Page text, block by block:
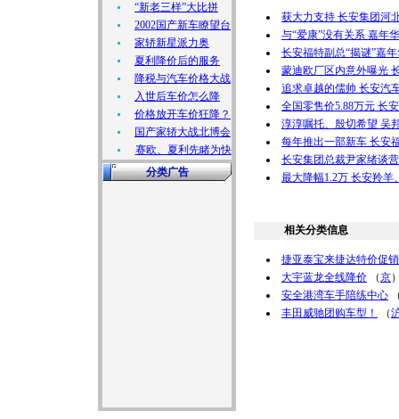
“新老三样”大比拼
2002国产新车瞭望台
家轿新星派力奥
夏利降价后的服务
降税与汽车价格大战
入世后车价怎么降
价格放开车价狂降？
国产家轿大战北博会
赛欧、夏利先睹为快
分类广告
获大力支持 长安集团河
与“爱康”没有关系 嘉年
长安福特副总“揭谜”嘉
蒙迪欧厂区内意外曝光
追求卓越的儒帅 长安汽
全国零售价5.88万元 长
淳淳嘱托、殷切希望 吴
每年推出一部新车 长安
长安集团总裁尹家绪谈
最大降幅1.2万 长安羚羊
相关分类信息
捷亚泰宝来捷达特价促销
大宇蓝龙全线降价 （京
安全港湾车手陪练中心
丰田威驰团购车型！
（